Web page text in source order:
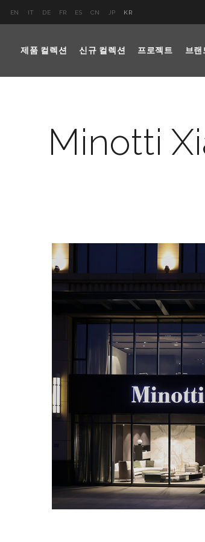
EN IT DE FR ES CN JP KR
제품 컬렉션 신규 컬렉션 프로젝트 브랜
Minotti